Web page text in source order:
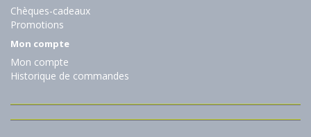
Chèques-cadeaux
Promotions
Mon compte
Mon compte
Historique de commandes